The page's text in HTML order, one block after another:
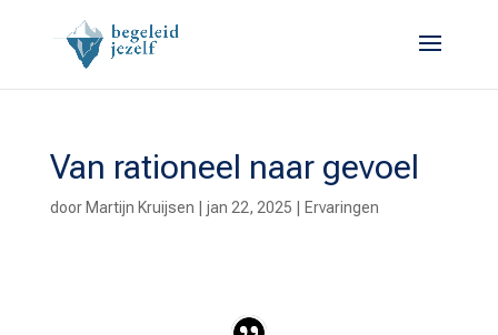
Van rationeel naar gevoel
door Martijn Kruijsen jan 22, 2025 Ervaringen